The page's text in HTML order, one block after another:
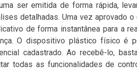
ser emitida de forma rápida,
detalhadas. Uma vez aprovado o
de forma instantânea para a
O dispositivo plástico físico é
cadastrado. Ao recebê-lo,
todas as funcionalidades de